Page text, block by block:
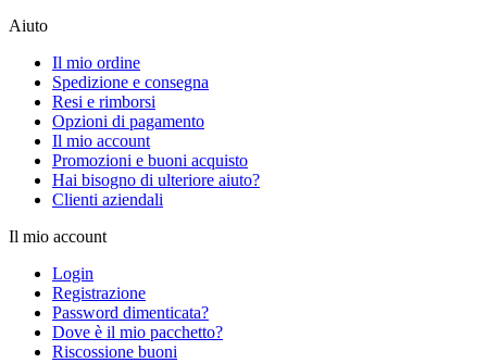
Aiuto
Il mio ordine
Spedizione e consegna
Resi e rimborsi
Opzioni di pagamento
Il mio account
Promozioni e buoni acquisto
Hai bisogno di ulteriore aiuto?
Clienti aziendali
Il mio account
Login
Registrazione
Password dimenticata?
Dove è il mio pacchetto?
Riscossione buoni